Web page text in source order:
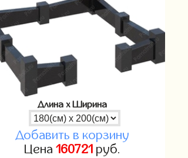
Длина x Ширина
Добавить в корзину
Цена 160721 руб.